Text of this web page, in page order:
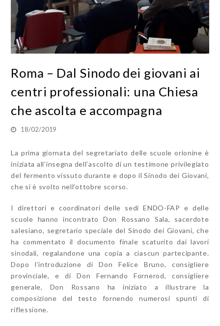
Roma – Dal Sinodo dei giovani ai
centri professionali: una Chiesa
che ascolta e accompagna
18/02/2019
La prima giornata del segretariato delle scuole orionine è
iniziata all’insegna dell’ascolto di un testimone privilegiato
del fermento vissuto durante e dopo il Sinodo dei Giovani,
che si è svolto nell’ottobre scorso.
I direttori e coordinatori delle sedi ENDO-FAP e delle
scuole hanno incontrato Don Rossano Sala, sacerdote
salesiano, segretario speciale del Sinodo dei Giovani, che
ha commentato il documento finale scaturito dai lavori
sinodali, regalandone una copia a ciascun partecipante.
Dopo l’introduzione di Don Felice Bruno, consigliere
provinciale, e di Don Fernando Fornerod, consigliere
generale, Don Rossano ha iniziato a illustrare la
composizione del testo fornendo numerosi spunti di
riflessione.